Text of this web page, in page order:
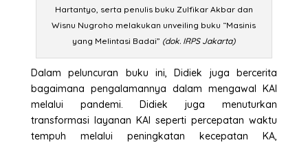
Hartantyo, serta penulis buku Zulfikar Akbar dan
Wisnu Nugroho melakukan unveiling buku “Masinis
yang Melintasi Badai” (dok. IRPS Jakarta)
Dalam peluncuran buku ini, Didiek juga bercerita
bagaimana pengalamannya dalam mengawal KAI
melalui pandemi. Didiek juga menuturkan
transformasi layanan KAI seperti percepatan waktu
tempuh melalui peningkatan kecepatan KA,